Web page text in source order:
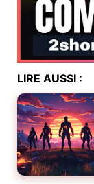
LIRE AUSSI :